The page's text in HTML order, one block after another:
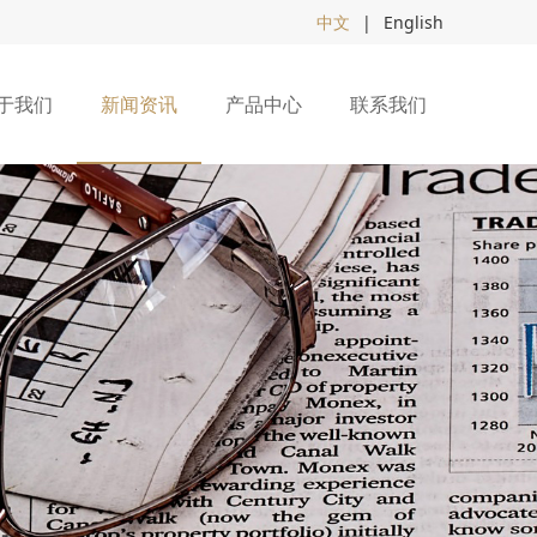
中文 | English
我们 新闻资讯 产品中心 联系我们